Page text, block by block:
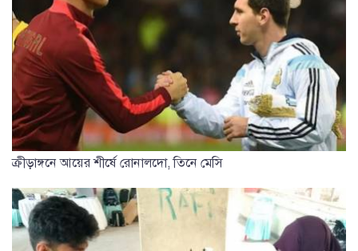
ক্রীড়াঙ্গনে আয়ের শীর্ষে রোনালদো, তিনে মেসি